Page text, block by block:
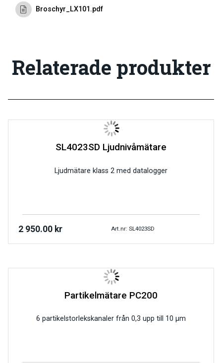
Broschyr_LX101.pdf
Relaterade produkter
SL4023SD Ljudnivåmätare
Ljudmätare klass 2 med datalogger
2 950.00 kr Art.nr: SL4023SD
Partikelmätare PC200
6 partikelstorlekskanaler från 0,3 upp till 10 μm